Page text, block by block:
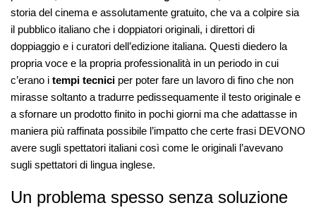
storia del cinema e assolutamente gratuito, che va a colpire sia
il pubblico italiano che i doppiatori originali, i direttori di
doppiaggio e i curatori dell’edizione italiana. Questi diedero la
propria voce e la propria professionalità in un periodo in cui
c’erano i tempi tecnici per poter fare un lavoro di fino che non
mirasse soltanto a tradurre pedissequamente il testo originale e
a sfornare un prodotto finito in pochi giorni ma che adattasse in
maniera più raffinata possibile l’impatto che certe frasi DEVONO
avere sugli spettatori italiani così come le originali l’avevano
sugli spettatori di lingua inglese.
Un problema spesso senza soluzione